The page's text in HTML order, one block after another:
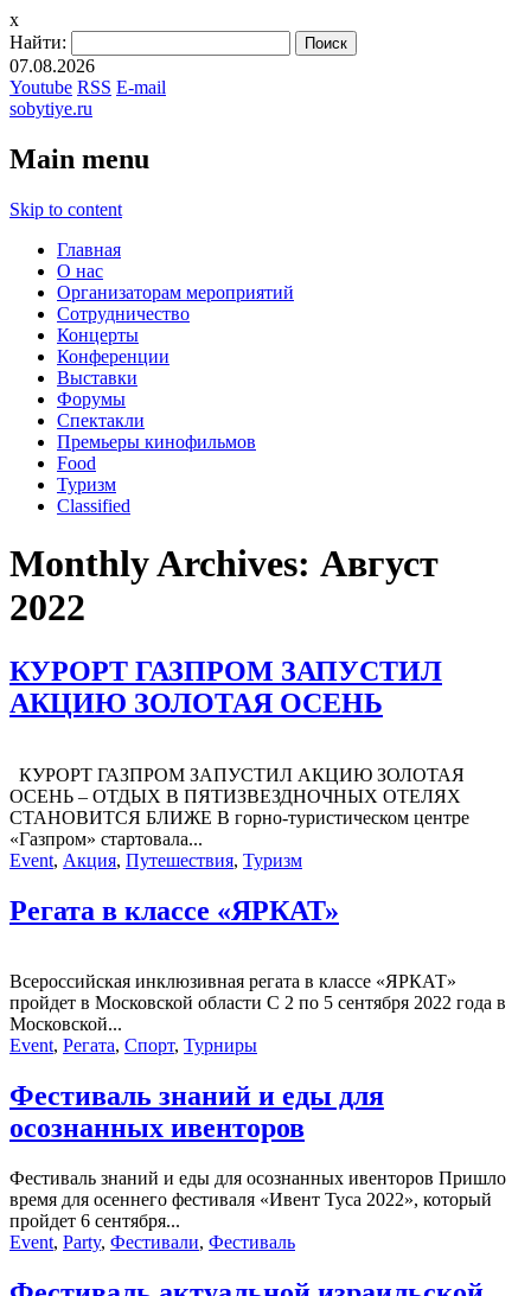
x
Найти:
07.08.2026
Youtube RSS E-mail
sobytiye.ru
Main menu
Skip to content
Главная
О нас
Организаторам мероприятий
Сотрудничество
Концерты
Конференции
Выставки
Форумы
Спектакли
Премьеры кинофильмов
Food
Туризм
Сlassified
Monthly Archives: Август
2022
КУРОРТ ГАЗПРОМ ЗАПУСТИЛ
АКЦИЮ ЗОЛОТАЯ ОСЕНЬ
КУРОРТ ГАЗПРОМ ЗАПУСТИЛ АКЦИЮ ЗОЛОТАЯ
ОСЕНЬ – ОТДЫХ В ПЯТИЗВЕЗДНОЧНЫХ ОТЕЛЯХ
СТАНОВИТСЯ БЛИЖЕ В горно-туристическом центре
«Газпром» стартовала...
Event, Акция, Путешествия, Туризм
Регата в классе «ЯРКАТ»
Всероссийская инклюзивная регата в классе «ЯРКАТ»
пройдет в Московской области С 2 по 5 сентября 2022 года в
Московской...
Event, Регата, Спорт, Турниры
Фестиваль знаний и еды для
осознанных ивенторов
Фестиваль знаний и еды для осознанных ивенторов Пришло
время для осеннего фестиваля «Ивент Туса 2022», который
пройдет 6 сентября...
Event, Party, Фестивали, Фестиваль